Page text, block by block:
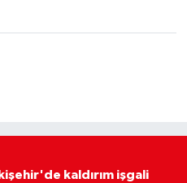
kaldırım işgali